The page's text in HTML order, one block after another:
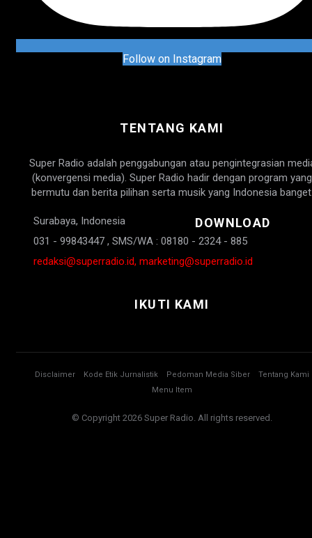
Follow on Instagram
TENTANG KAMI
Super Radio adalah penggabungan atau pengintegrasian
(konvergensi media). Super Radio hadir dengan program yang
bermutu dan berita pilihan serta musik yang Indonesia
Surabaya, Indonesia
031 - 99843447 , SMS/WA : 08180 - 2324 - 885
redaksi@superradio.id, marketing@superradio.id
DOWNLOAD
IKUTI KAMI
Disclaimer Kode Etik Jurnalistik Pedoman Media Siber
Tentang Kami
Menu Item
© Copyright 2026 Super Radio. All rights reserved.